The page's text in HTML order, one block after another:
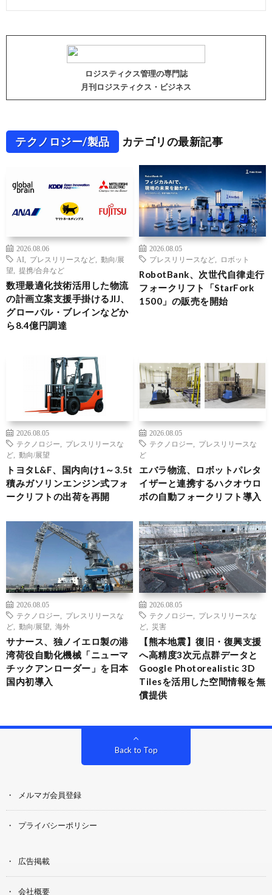
ロジスティクス管理の専門誌
月刊ロジスティクス・ビジネス
テクノロジー/製品 カテゴリの最新記事
2026.08.06
AI
プレスリリースなど
動向/展
望
提携/合弁など
数理最適化技術活用した物流
の計画立案支援手掛けるJIJ、
グローバル・ブレインなどか
ら8.4億円調達
2026.08.05
プレスリリースなど
ロボット
RobotBank、次世代自律走行
フォークリフト「StarFork
1500」の販売を開始
2026.08.05
テクノロジー
プレスリリースな
ど
動向/展望
トヨタL&F、国内向け1～3.5t
積みガソリンエンジン式フォ
ークリフトの出荷を再開
2026.08.05
テクノロジー
プレスリリースな
ど
エバラ物流、ロボットパレタ
イザーと連携するハクオウロ
ボの自動フォークリフト導入
2026.08.05
テクノロジー
プレスリリースな
ど
動向/展望 海外
サナース、独ノイエロ製の港
湾荷役自動化機械「ニューマ
チックアンローダー」を日本
国内初導入
2026.08.05
テクノロジー
プレスリリースな
ど
災害
【熊本地震】復旧・復興支援
へ高精度3次元点群データと
Google Photorealistic 3D
Tilesを活用した空間情報を無
償提供
Back to Top
メルマガ会員登録
プライバシーポリシー
広告掲載
会社概要